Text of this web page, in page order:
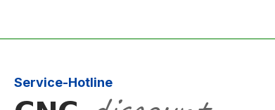
Service-Hotline